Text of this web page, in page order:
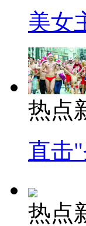
美女
热点
直击
热点